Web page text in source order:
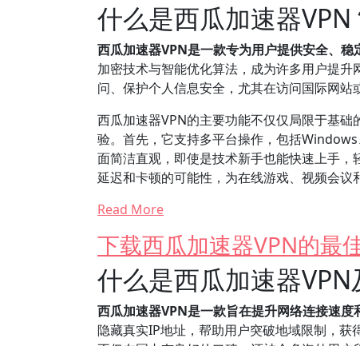
什么是西瓜加速器
西瓜加速器VPN是一款专为用户提供安全、
加密技术与智能优化算法，成为许多用户提
问、保护个人信息安全，尤其在访问国际网站
西瓜加速器VPN的主要功能不仅仅局限于基
验。首先，它支持多平台操作，包括
面简洁直观，即使是技术新手也能快速上手
延迟和卡顿的可能性，为在线游戏、视频会议
Read More
下载西瓜加速器VPN的最
什么是西瓜加速器VPN
西瓜加速器VPN是一款旨在提升网络连接速度
隐藏真实IP地址，帮助用户突破地域限制，